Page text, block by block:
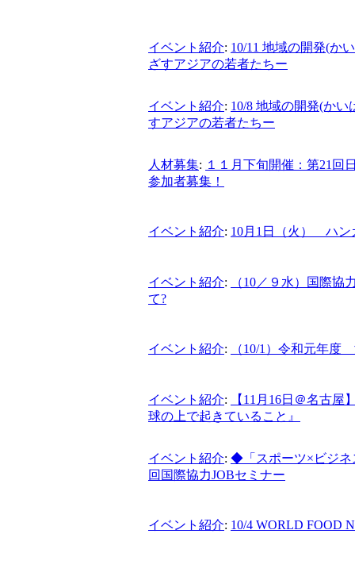
イベント紹介: 10/11 地域の開発(か
ざすアジアの若者たちー
イベント紹介: 10/8 地域の開発(か
すアジアの若者たちー
人材募集: １１月下旬開催：第21回
参加者募集！
イベント紹介: 10月1日（火） ハン
イベント紹介:
（10／９水）国際協
て?
イベント紹介: （10/1）令和元年
イベント紹介:
【11月16日＠名古
球の上で起きていること』
イベント紹介: ◆「スポーツ×ビジネ
回国際協力JOBセミナー
イベント紹介: 10/4 WORLD FOOD